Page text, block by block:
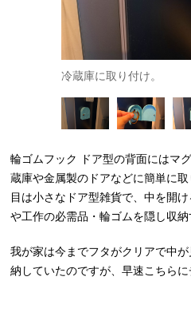
冷蔵庫に取り付け。
輪ゴムフック ドア型の背面にはマ
蔵庫や金属製のドアなどに簡単に
目は小さなドア型雑貨で、中を開
や工作の必需品・輪ゴムを隠し収納
我が家は今までフタがクリアで中
納していたのですが、早速こちらに